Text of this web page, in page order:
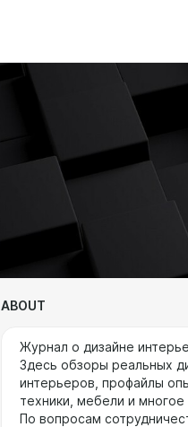
ABOUT
Журнал о дизайне
Здесь обзоры реальных
интерьеров, профайлы
техники, мебели и многое
По вопросам